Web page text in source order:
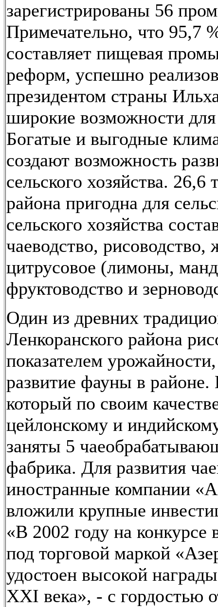
зарегистрированы 56
Примечательно, что 95,7
составляет пищевая
реформ, успешно
президентом страны
широкие возможности для
Богатые и выгодные
создают возможность
сельского хозяйства.
района пригодна для
сельского хозяйства
чаеводство, рисоводство,
цитрусовое (лимоны,
фруктоводство и
Один из древних
Ленкоранского района
показателем
развитие фауны в
который по своим
цейлонскому и
заняты 5
фабрика. Для развития
иностранные компании
вложили крупные
«В 2002 году на
под торговой маркой
удостоен высокой
XXI века», - с гордостью